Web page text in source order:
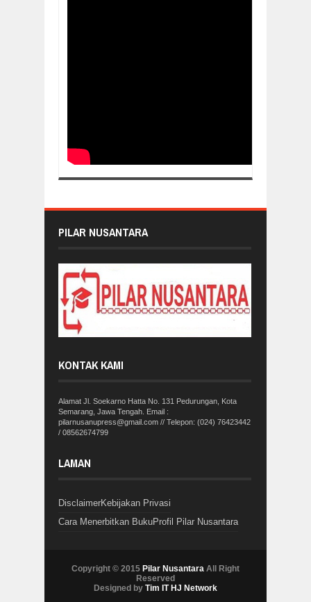
PILAR NUSANTARA
KONTAK KAMI
Alamat Jl. Soekarno Hatta No. 131 Pedurungan, Kota
Semarang, Jawa Tengah. Email :
pilarnusanupress@gmail.com // Telepon: (024) 76423442
/ 08562674799
LAMAN
DisclaimerKebijakan Privasi
Cara Menerbitkan BukuProfil Pilar Nusantara
Copyright © 2015 Pilar Nusantara All Right
Reserved
Designed by Tim IT HJ Network